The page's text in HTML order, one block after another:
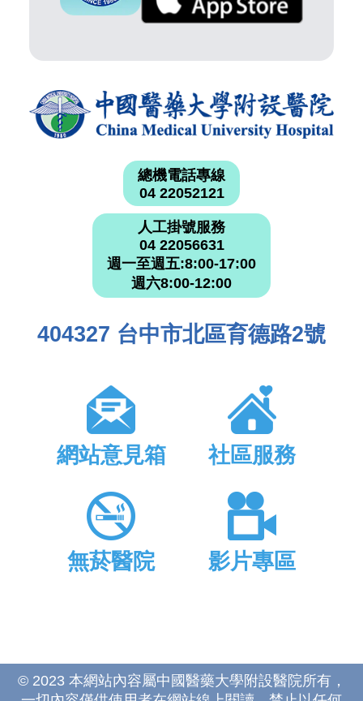
總機電話專線
04 22052121
人工掛號服務
04 22056631
週一至週五:8:00-17:00
週六8:00-12:00
404327 台中市北區育德路2號
網站意見箱 社區服務
無菸醫院 影片專區
© 2023 本網站內容屬中國醫藥大學附設醫院所有，